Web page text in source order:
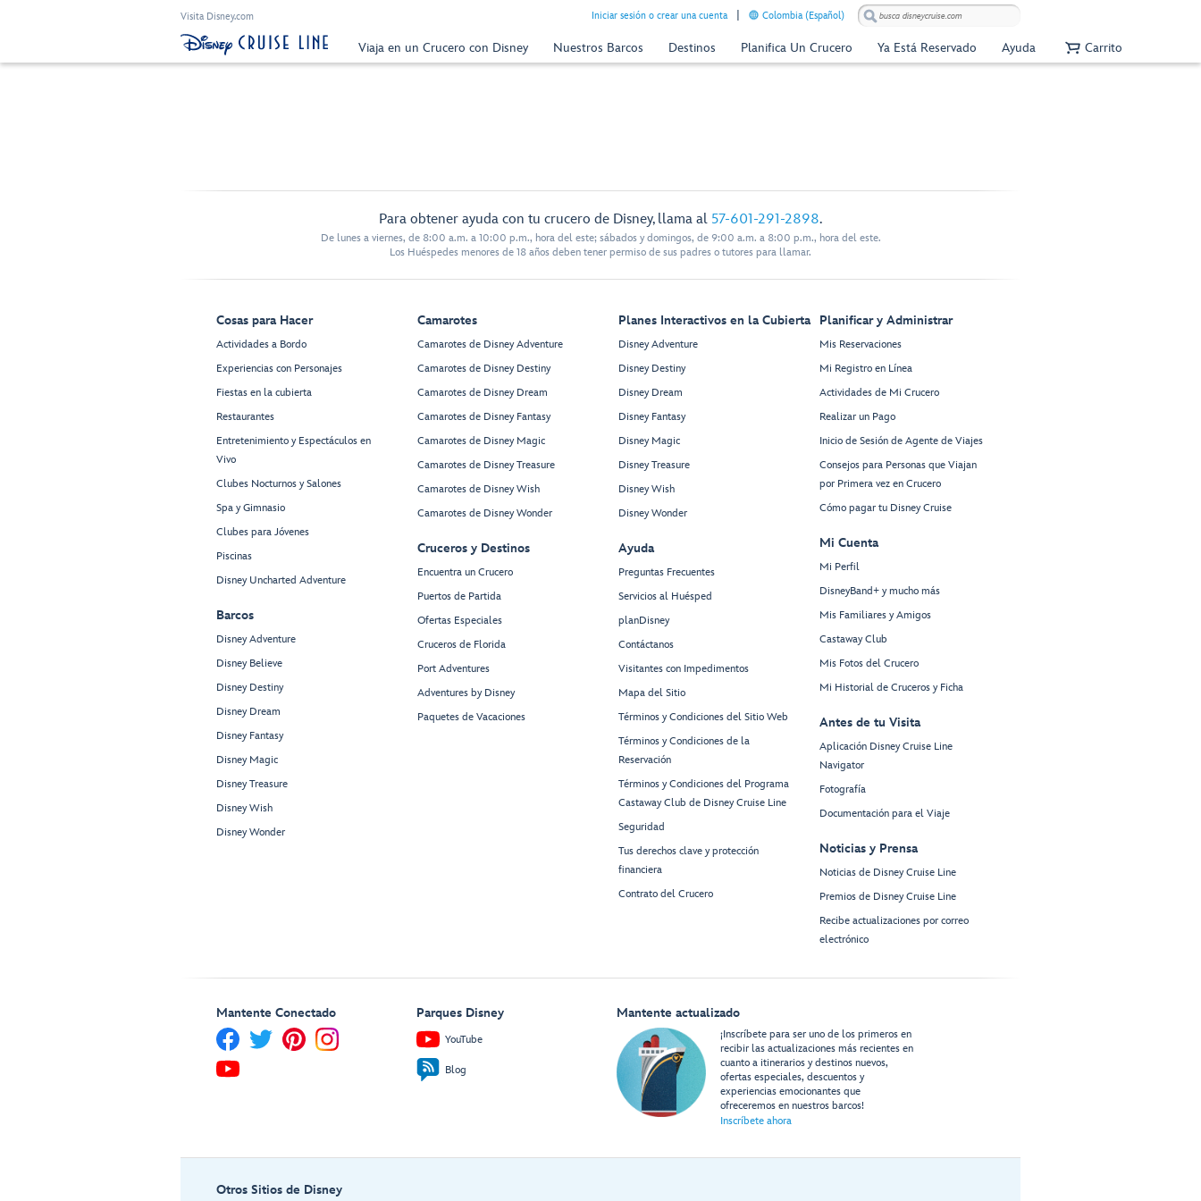
Visita Disney.com Iniciar sesión o crear una cuenta Colombia (Español)
Viaja en un Crucero con Disney Nuestros Barcos Destinos Planifica Un Crucero Ya Está Reservado Ayuda Carrito
Para obtener ayuda con tu crucero de Disney, llama al 57-601-291-2898.
De lunes a viernes, de 8:00 a.m. a 10:00 p.m., hora del este; sábados y domingos, de 9:00 a.m. a 8:00 p.m., hora del este.
Los Huéspedes menores de 18 años deben tener permiso de sus padres o tutores para llamar.
Cosas para Hacer
Actividades a Bordo
Experiencias con Personajes
Fiestas en la cubierta
Restaurantes
Entretenimiento y Espectáculos en
Vivo
Clubes Nocturnos y Salones
Spa y Gimnasio
Clubes para Jóvenes
Piscinas
Disney Uncharted Adventure
Barcos
Disney Adventure
Disney Believe
Disney Destiny
Disney Dream
Disney Fantasy
Disney Magic
Disney Treasure
Disney Wish
Disney Wonder
Camarotes
Camarotes de Disney Adventure
Camarotes de Disney Destiny
Camarotes de Disney Dream
Camarotes de Disney Fantasy
Camarotes de Disney Magic
Camarotes de Disney Treasure
Camarotes de Disney Wish
Camarotes de Disney Wonder
Cruceros y Destinos
Encuentra un Crucero
Puertos de Partida
Ofertas Especiales
Cruceros de Florida
Port Adventures
Adventures by Disney
Paquetes de Vacaciones
Planes Interactivos en la Cubierta
Disney Adventure
Disney Destiny
Disney Dream
Disney Fantasy
Disney Magic
Disney Treasure
Disney Wish
Disney Wonder
Ayuda
Preguntas Frecuentes
Servicios al Huésped
planDisney
Contáctanos
Visitantes con Impedimentos
Mapa del Sitio
Términos y Condiciones del Sitio Web
Términos y Condiciones de la
Reservación
Términos y Condiciones del Programa
Castaway Club de Disney Cruise Line
Seguridad
Tus derechos clave y protección
financiera
Contrato del Crucero
Planificar y Administrar
Mis Reservaciones
Mi Registro en Línea
Actividades de Mi Crucero
Realizar un Pago
Inicio de Sesión de Agente de Viajes
Consejos para Personas que Viajan
por Primera vez en Crucero
Cómo pagar tu Disney Cruise
Mi Cuenta
Mi Perfil
DisneyBand+ y mucho más
Mis Familiares y Amigos
Castaway Club
Mis Fotos del Crucero
Mi Historial de Cruceros y Ficha
Antes de tu Visita
Aplicación Disney Cruise Line
Navigator
Fotografía
Documentación para el Viaje
Noticias y Prensa
Noticias de Disney Cruise Line
Premios de Disney Cruise Line
Recibe actualizaciones por correo
electrónico
Mantente Conectado Parques Disney
YouTube
Blog
Mantente actualizado
¡Inscríbete para ser uno de los primeros en
recibir las actualizaciones más recientes en
cuanto a itinerarios y destinos nuevos,
ofertas especiales, descuentos y
experiencias emocionantes que
ofreceremos en nuestros barcos!
Inscríbete ahora
Otros Sitios de Disney